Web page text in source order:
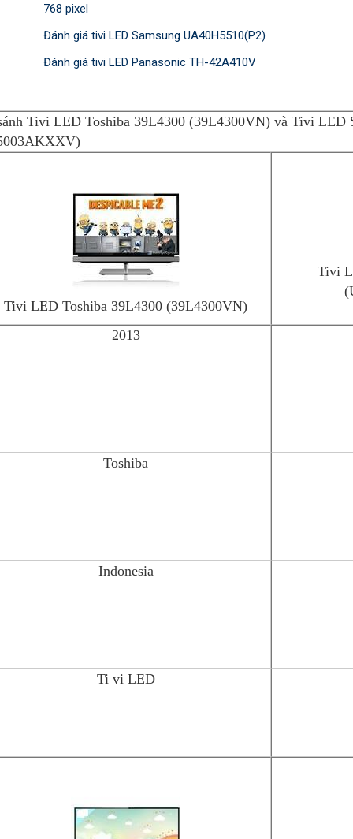
768 pixel
Đánh giá tivi LED Samsung UA40H5510(P2)
Đánh giá tivi LED Panasonic TH-42A410V
Tivi LED Toshiba 39L4300 (39L4300VN) và Tivi LED
Tivi LED Toshiba 39L4300 (39L4300VN)
Tivi
2013
Toshiba
Indonesia
Ti vi LED